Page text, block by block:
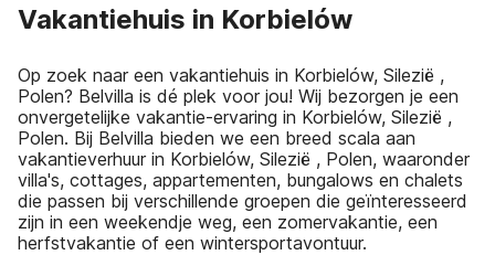
Vakantiehuis in Korbielów
Op zoek naar een vakantiehuis in Korbielów, Silezië ,
Polen? Belvilla is dé plek voor jou! Wij bezorgen je een
onvergetelijke vakantie-ervaring in Korbielów, Silezië ,
Polen. Bij Belvilla bieden we een breed scala aan
vakantieverhuur in Korbielów, Silezië , Polen, waaronder
villa's, cottages, appartementen, bungalows en chalets
die passen bij verschillende groepen die geïnteresseerd
zijn in een weekendje weg, een zomervakantie, een
herfstvakantie of een wintersportavontuur.